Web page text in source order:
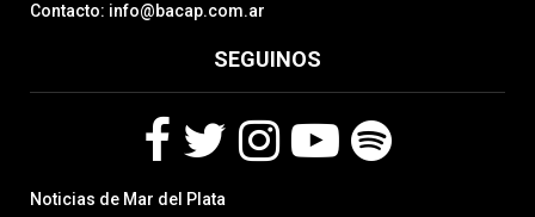
Contacto: info@bacap.com.ar
SEGUINOS
a
w
Noticias de Mar del Plata